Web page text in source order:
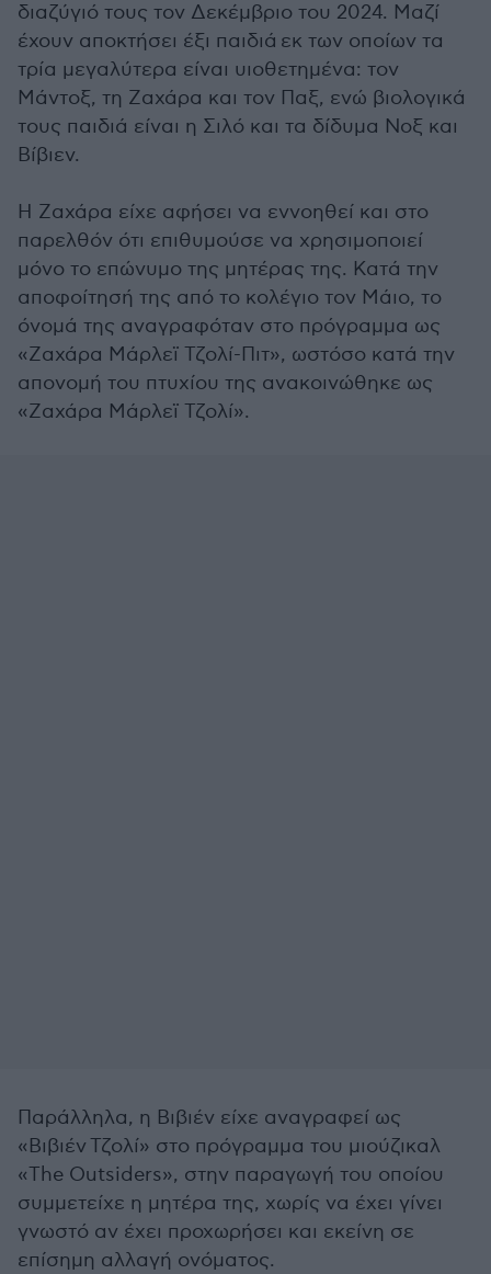
διαζύγιό τους τον Δεκέμβριο του 2024. Μαζί
έχουν αποκτήσει έξι παιδιά εκ των οποίων τα
τρία μεγαλύτερα είναι υιοθετημένα: τον
Μάντοξ, τη Ζαχάρα και τον Παξ, ενώ βιολογικά
τους παιδιά είναι η Σιλό και τα δίδυμα Νοξ και
Βίβιεν.
Η Ζαχάρα είχε αφήσει να εννοηθεί και στο
παρελθόν ότι επιθυμούσε να χρησιμοποιεί
μόνο το επώνυμο της μητέρας της. Κατά την
αποφοίτησή της από το κολέγιο τον Μάιο, το
όνομά της αναγραφόταν στο πρόγραμμα ως
«Ζαχάρα Μάρλεϊ Τζολί-Πιτ», ωστόσο κατά την
απονομή του πτυχίου της ανακοινώθηκε ως
«Ζαχάρα Μάρλεϊ Τζολί».
Παράλληλα, η Βιβιέν είχε αναγραφεί ως
« Βιβιέν Τζολί» στο πρόγραμμα του μιούζικαλ
«The Outsiders», στην παραγωγή του οποίου
συμμετείχε η μητέρα της, χωρίς να έχει γίνει
γνωστό αν έχει προχωρήσει και εκείνη σε
επίσημη αλλαγή ονόματος.